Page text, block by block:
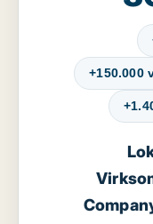
+150.000